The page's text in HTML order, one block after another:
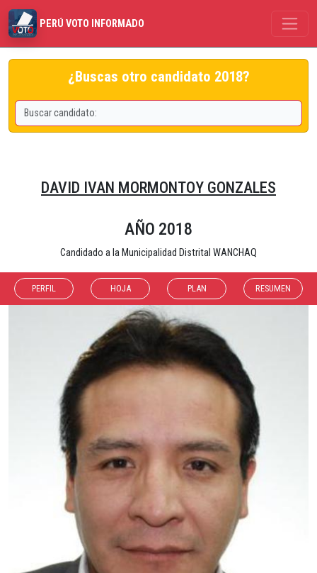
PERÚ VOTO INFORMADO
¿Buscas otro candidato 2018?
DAVID IVAN MORMONTOY GONZALES
AÑO 2018
Candidado a la Municipalidad Distrital WANCHAQ
PERFIL HOJA PLAN RESUMEN